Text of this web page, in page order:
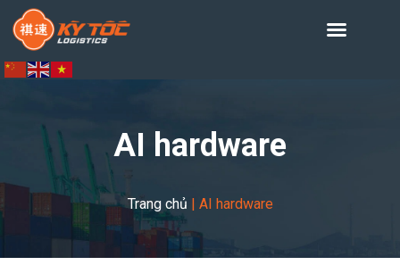
AI hardware
Trang chủ | AI hardware